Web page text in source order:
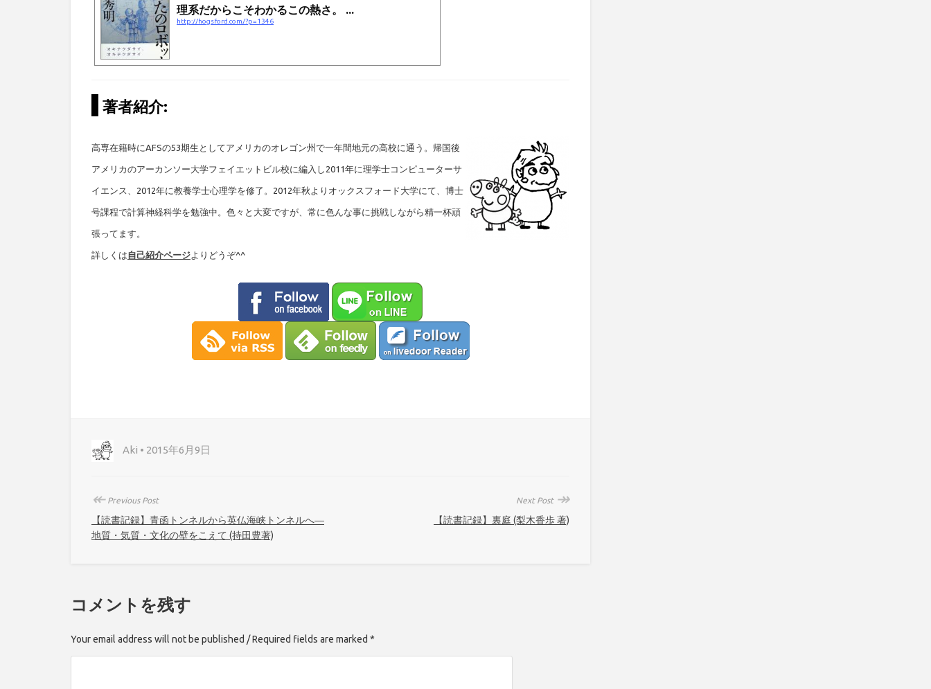
理系だからこそわかるこの熱さ。 ...
http://hogsford.com/?p=1346
著者紹介:
高専在籍時にAFSの53期生としてアメリカのオレゴン州で一年間地元の高校に通う。帰国後
アメリカのアーカンソー大学フェイエットビル校に編入し2011年に理学士コンピューターサ
イエンス、2012年に教養学士心理学を修了。2012年秋よりオックスフォード大学にて、博士
号課程で計算神経科学を勉強中。色々と大変ですが、常に色んな事に挑戦しながら精一杯頑
張ってます。
詳しくは自己紹介ページよりどうぞ^^
Aki • 2015年6月9日
↞Previous Post
【読書記録】青函トンネルから英仏海峡トンネルへ―
地質・気質・文化の壁をこえて (持田豊著)
Next Post ↠
【読書記録】裏庭 (梨木香歩 著)
コメントを残す
Your email address will not be published / Required fields are marked *